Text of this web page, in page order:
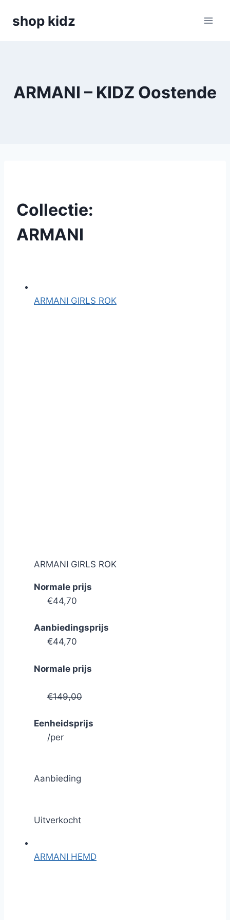
shop kidz
ARMANI – KIDZ Oostende
Collectie:
ARMANI
ARMANI GIRLS ROK
ARMANI GIRLS ROK
Normale prijs
€44,70
Aanbiedingsprijs
€44,70
Normale prijs
€149,00
Eenheidsprijs
/per
Aanbieding
Uitverkocht
ARMANI HEMD